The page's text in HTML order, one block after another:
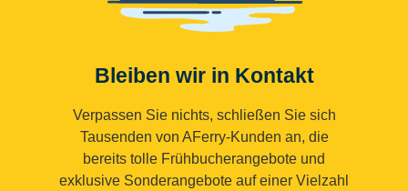
Bleiben wir in Kontakt
Verpassen Sie nichts, schließen Sie sich
Tausenden von AFerry-Kunden an, die
bereits tolle Frühbucherangebote und
exklusive Sonderangebote auf einer Vielzahl